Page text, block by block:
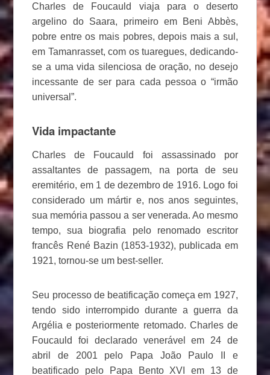
Charles de Foucauld viaja para o deserto
argelino do Saara, primeiro em Beni Abbès,
pobre entre os mais pobres, depois mais a sul,
em Tamanrasset, com os tuaregues, dedicando-
se a uma vida silenciosa de oração, no desejo
incessante de ser para cada pessoa o “irmão
universal”.
Vida impactante
Charles de Foucauld foi assassinado por
assaltantes de passagem, na porta de seu
eremitério, em 1 de dezembro de 1916. Logo foi
considerado um mártir e, nos anos seguintes,
sua memória passou a ser venerada. Ao mesmo
tempo, sua biografia pelo renomado escritor
francês René Bazin (1853-1932), publicada em
1921, tornou-se um best-seller.
Seu processo de beatificação começa em 1927,
tendo sido interrompido durante a guerra da
Argélia e posteriormente retomado. Charles de
Foucauld foi declarado venerável em 24 de
abril de 2001 pelo Papa João Paulo II e
beatificado pelo Papa Bento XVI em 13 de